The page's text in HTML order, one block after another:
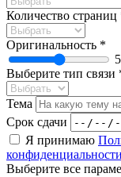
Количество страниц
Оригинальность *
Выберите тип связи
Тема
Срок сдачи
Я принимаю
конфиденциальности
Выберите все